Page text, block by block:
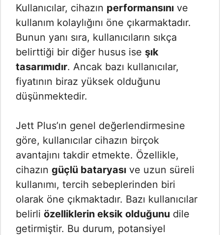
Kullanıcılar, cihazın performansını ve
kullanım kolaylığını öne çıkarmaktadır.
Bunun yanı sıra, kullanıcıların sıkça
belirttiği bir diğer husus ise şık
tasarımıdır. Ancak bazı kullanıcılar,
fiyatının biraz yüksek olduğunu
düşünmektedir.
Jett Plus’ın genel değerlendirmesine
göre, kullanıcılar cihazın birçok
avantajını takdir etmekte. Özellikle,
cihazın güçlü bataryası ve uzun süreli
kullanımı, tercih sebeplerinden biri
olarak öne çıkmaktadır. Bazı kullanıcılar
belirli özelliklerin eksik olduğunu dile
getirmiştir. Bu durum, potansiyel